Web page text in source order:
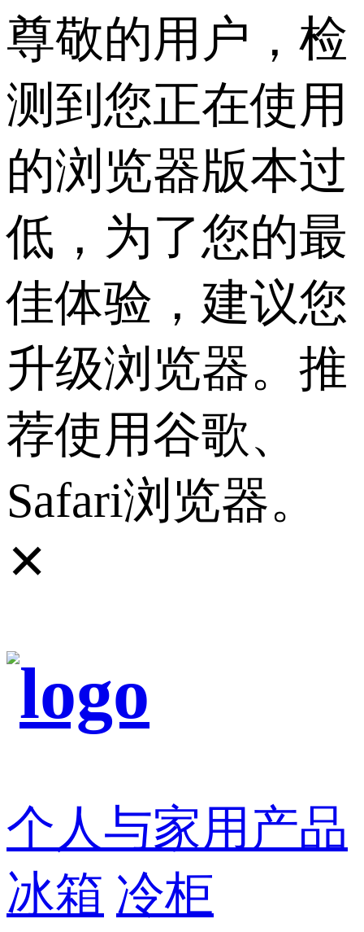
尊敬的用户，检
测到您正在使用
的浏览器版本过
低，为了您的最
佳体验，建议您
升级浏览器。推
荐使用谷歌、
Safari浏览器。
✕
个人与家用产品
冰箱 冷柜